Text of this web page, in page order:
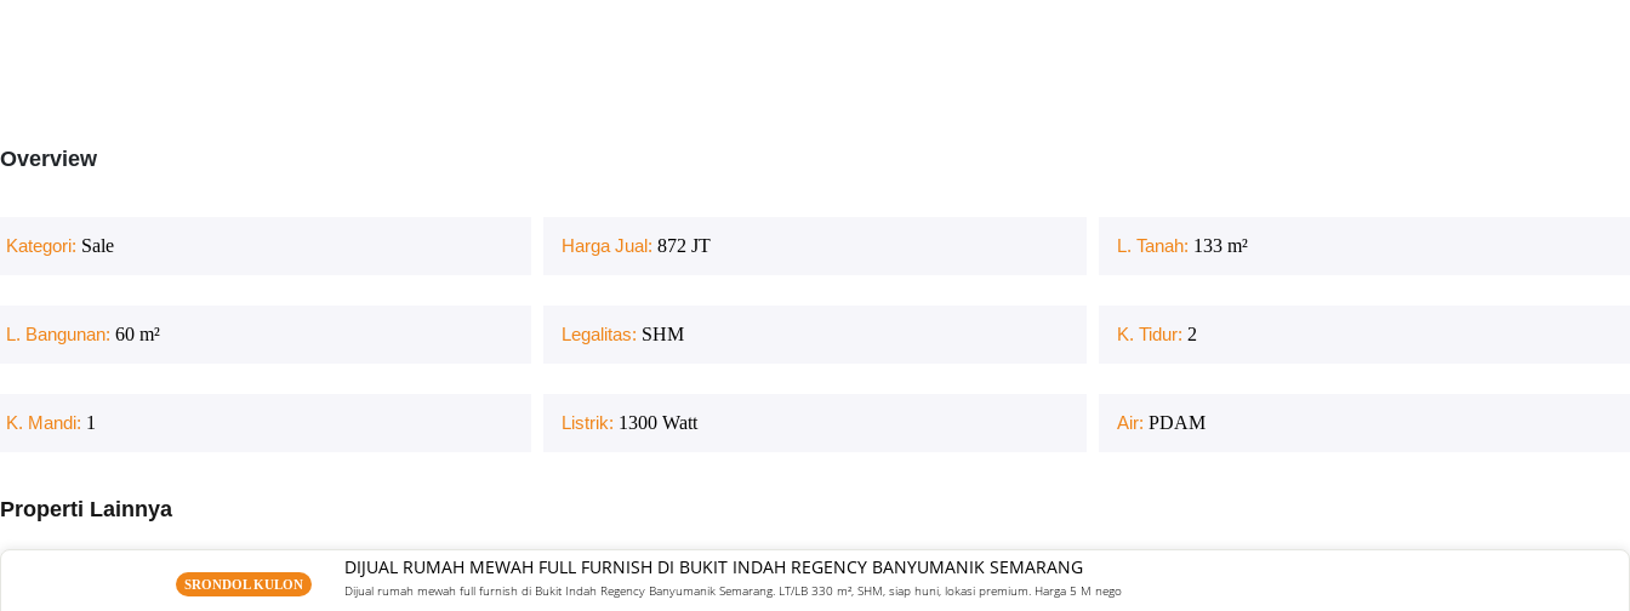
Overview
Kategori: Sale Harga Jual: 872 JT L. Tanah: 133 m²
L. Bangunan: 60 m² Legalitas: SHM K. Tidur: 2
K. Mandi: 1 Listrik: 1300 Watt Air: PDAM
Properti Lainnya
SRONDOL KULON
DIJUAL RUMAH MEWAH FULL FURNISH DI BUKIT INDAH REGENCY BANYUMANIK SEMARANG
Dijual rumah mewah full furnish di Bukit Indah Regency Banyumanik Semarang. LT/LB 330 m², SHM, siap huni, lokasi premium. Harga 5 M nego